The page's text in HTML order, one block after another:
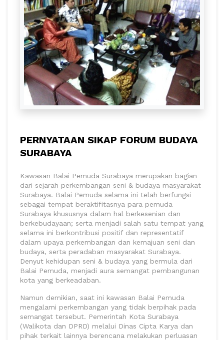
PERNYATAAN SIKAP FORUM BUDAYA
SURABAYA
Kawasan Balai Pemuda Surabaya merupakan bagian
dari sejarah perkembangan seni & budaya masyarakat
Surabaya. Balai Pemuda selama ini telah berfungsi
sebagai tempat beraktifitasnya para pemuda
Surabaya khususnya dalam hal berkesenian dan
berkebudayaan; serta menjadi salah satu tempat yang
selama ini berkontribusi positif dan representatif
dalam upaya perkembangan dan kemajuan seni dan
budaya, serta peradaban masyarakat Surabaya.
Denyut kehidupan seni & budaya yang bermula dari
Balai Pemuda, menjadi aura semangat pembangunan
kota yang berkeadaban.
Namun demikian, saat ini kawasan Balai Pemuda
mengalami perkembangan yang tidak berpihak pada
semangat tersebut. Pemerintah Kota Surabaya
(Walikota dan DPRD) melalui Dinas Cipta Karya dan
pihak terkait lainnya berencana melakukan perluasan